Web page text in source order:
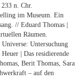
n. Chr.
im Museum. Ein
// Eduard Thomas |
Räumen.
Untersuchung
| Das residierende
Berit Thomas, Sara
– auf den